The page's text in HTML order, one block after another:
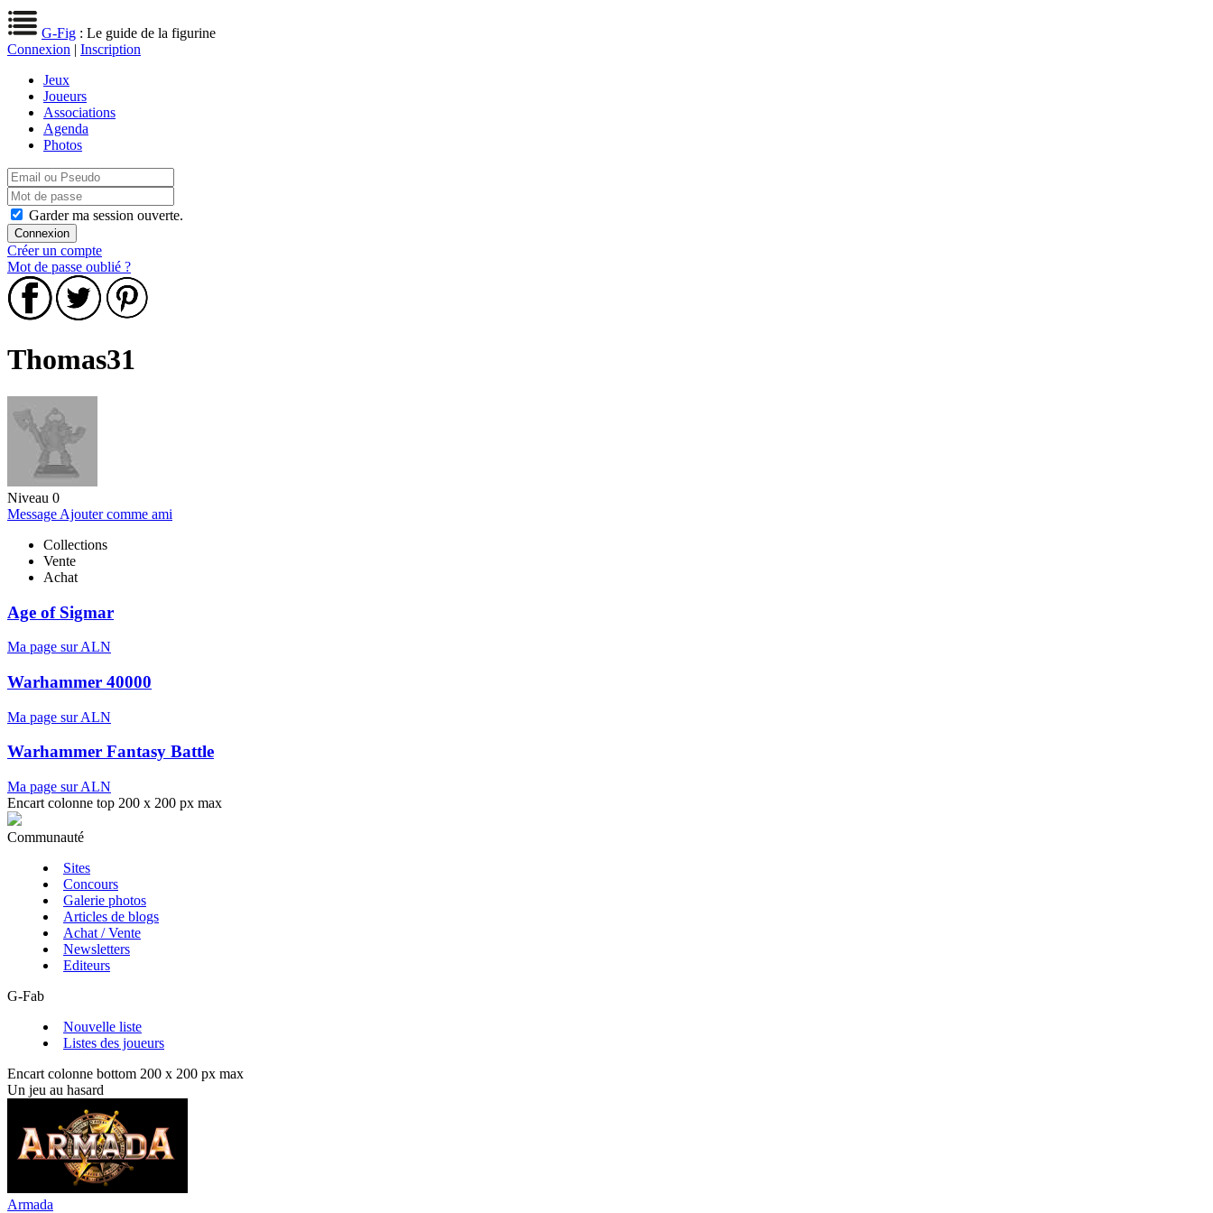
G-Fig : Le guide de la figurine
Connexion | Inscription
Jeux
Joueurs
Associations
Agenda
Photos
Garder ma session ouverte.
Créer un compte
Mot de passe oublié ?
Thomas31
Niveau 0
Message Ajouter comme ami
Collections
Vente
Achat
Age of Sigmar
Ma page sur ALN
Warhammer 40000
Ma page sur ALN
Warhammer Fantasy Battle
Ma page sur ALN
Encart colonne top 200 x 200 px max
Communauté
Sites
Concours
Galerie photos
Articles de blogs
Achat / Vente
Newsletters
Editeurs
G-Fab
Nouvelle liste
Listes des joueurs
Encart colonne bottom 200 x 200 px max
Un jeu au hasard
Armada